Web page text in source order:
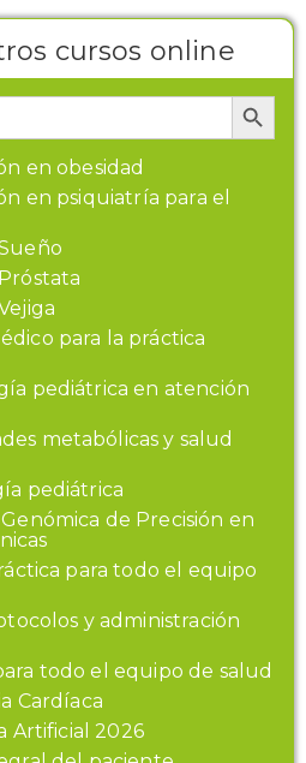
cursos online
Botón de
en obesidad
en psiquiatría para el
para la práctica
pediátrica en atención
metabólicas y salud
pediátrica
de Precisión en
para todo el equipo
y administración
todo el equipo de salud
Cardíaca
Artificial 2026